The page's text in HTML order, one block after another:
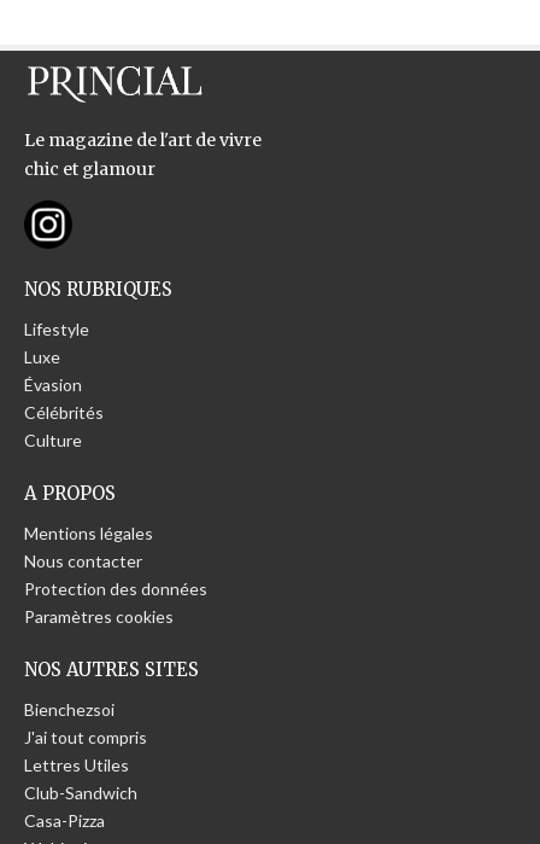
Le magazine de l'art de vivre
chic et glamour
NOS RUBRIQUES
Lifestyle
Luxe
Évasion
Célébrités
Culture
A PROPOS
Mentions légales
Nous contacter
Protection des données
Paramètres cookies
NOS AUTRES SITES
Bienchezsoi
J'ai tout compris
Lettres Utiles
Club-Sandwich
Casa-Pizza